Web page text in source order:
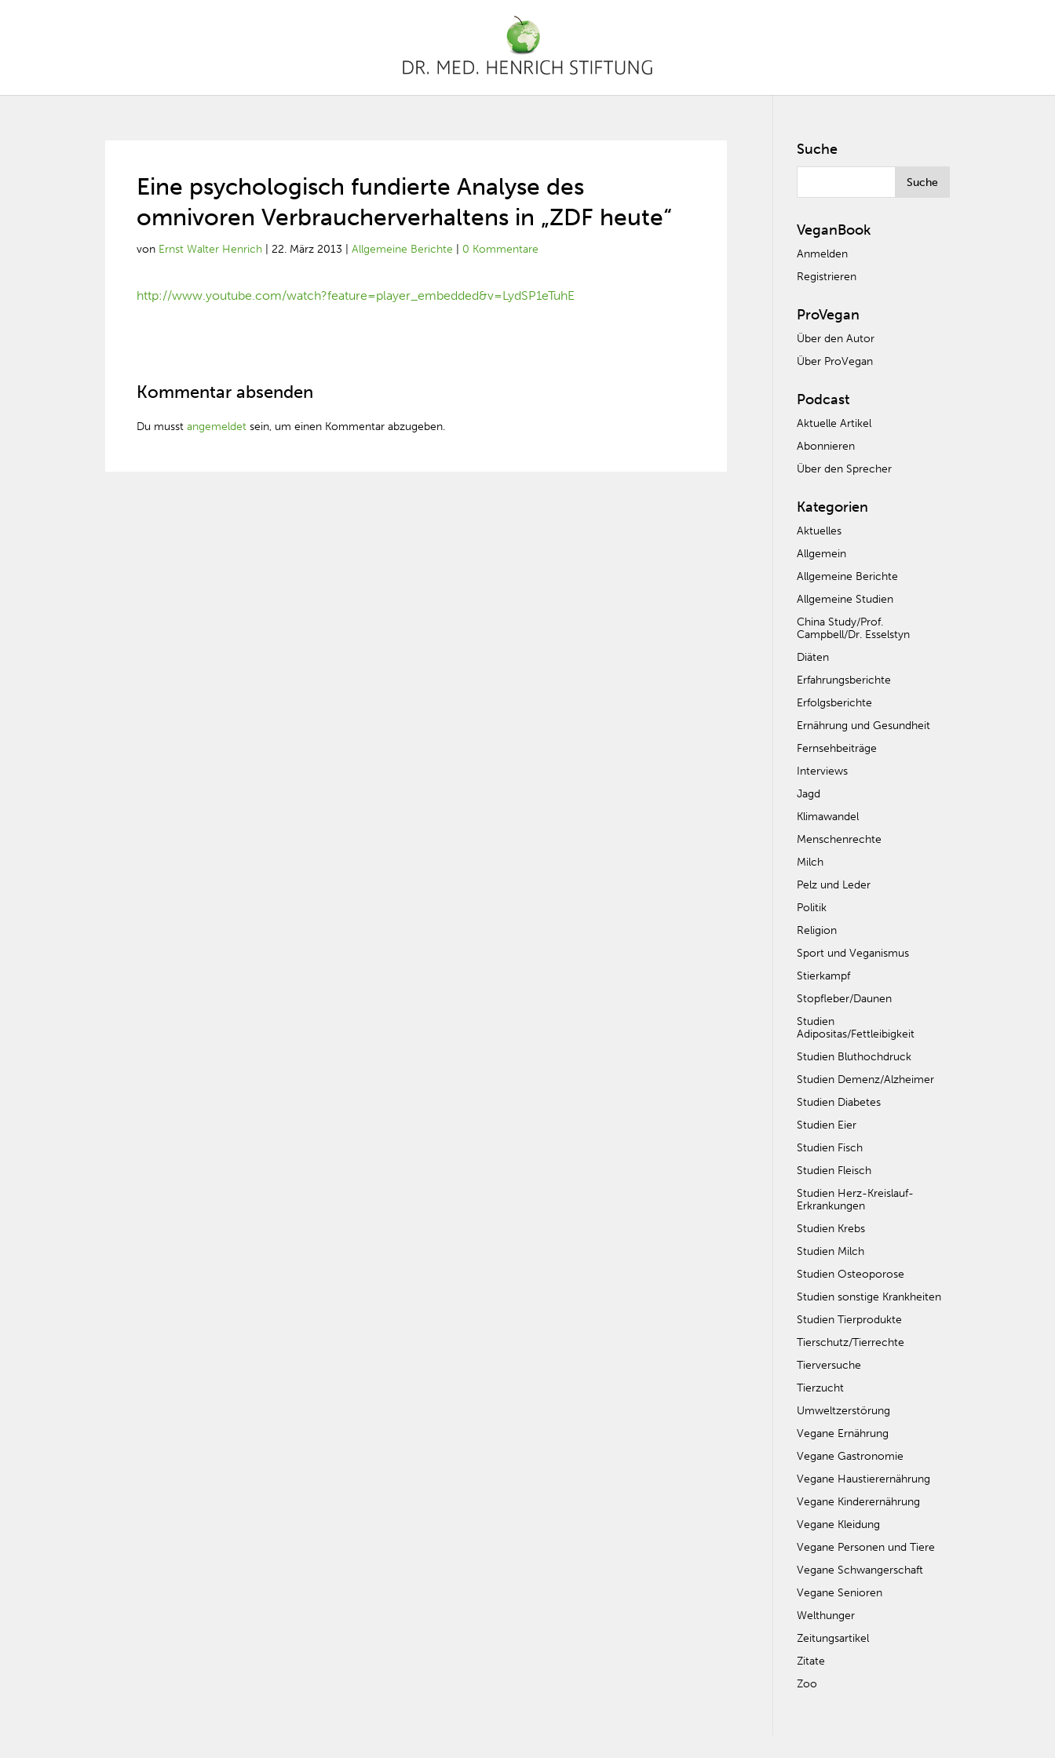
Eine psychologisch fundierte Analyse des
omnivoren Verbraucherverhaltens in „ZDF heute“
von Ernst Walter Henrich |22. März 2013 |Allgemeine Berichte 0 Kommentare
http://www.youtube.com/watch?feature=player_embedded&v=LydSP1eTuhE
Kommentar absenden
Du musstangemeldet sein, um einen Kommentar abzugeben.
Suche
VeganBook
Anmelden
Registrieren
ProVegan
Über den Autor
Über ProVegan
Podcast
Aktuelle Artikel
Abonnieren
Über den Sprecher
Kategorien
Aktuelles
Allgemein
Allgemeine Berichte
Allgemeine Studien
China Study/Prof.
Campbell/Dr. Esselstyn
Diäten
Erfahrungsberichte
Erfolgsberichte
Ernährung und Gesundheit
Fernsehbeiträge
Interviews
Jagd
Klimawandel
Menschenrechte
Milch
Pelz und Leder
Politik
Religion
Sport und Veganismus
Stierkampf
Stopfleber/Daunen
Studien
Adipositas/Fettleibigkeit
Studien Bluthochdruck
Studien Demenz/Alzheimer
Studien Diabetes
Studien Eier
Studien Fisch
Studien Fleisch
Studien Herz-Kreislauf-
Erkrankungen
Studien Krebs
Studien Milch
Studien Osteoporose
Studien sonstige Krankheiten
Studien Tierprodukte
Tierschutz/Tierrechte
Tierversuche
Tierzucht
Umweltzerstörung
Vegane Ernährung
Vegane Gastronomie
Vegane Haustierernährung
Vegane Kinderernährung
Vegane Kleidung
Vegane Personen und Tiere
Vegane Schwangerschaft
Vegane Senioren
Welthunger
Zeitungsartikel
Zitate
Zoo